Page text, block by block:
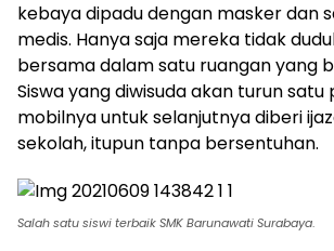
kebaya dipadu dengan masker dan
medis. Hanya saja mereka tidak
bersama dalam satu ruangan yang
Siswa yang diwisuda akan turun
mobilnya untuk selanjutnya diberi
sekolah, itupun tanpa bersentuhan.
Salah satu siswi terbaik SMK Barunawati Surabaya.